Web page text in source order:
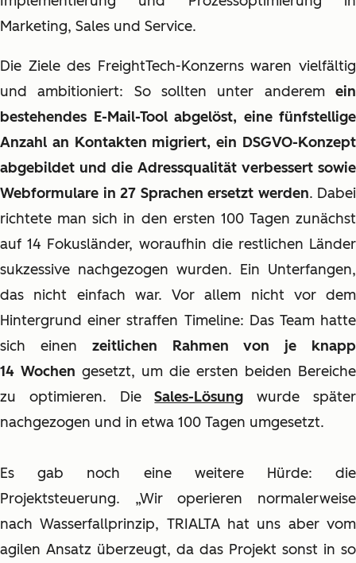
Marketing, Sales und Service.
Die Ziele des FreightTech-Konzerns waren vielfältig
und ambitioniert: So sollten unter anderem ein
bestehendes E-Mail-Tool abgelöst, eine fünfstellige
Anzahl an Kontakten migriert, ein DSGVO-Konzept
abgebildet und die Adressqualität verbessert sowie
Webformulare in 27 Sprachen ersetzt werden. Dabei
richtete man sich in den ersten 100 Tagen zunächst
auf 14 Fokusländer, woraufhin die restlichen Länder
sukzessive nachgezogen wurden. Ein Unterfangen,
das nicht einfach war. Vor allem nicht vor dem
Hintergrund einer straffen Timeline: Das Team hatte
sich einen zeitlichen Rahmen von je knapp
14 Wochen gesetzt, um die ersten beiden Bereiche
zu optimieren. DieSales-Lösung wurde später
nachgezogen und in etwa 100 Tagen umgesetzt.
Es gab noch eine weitere Hürde: die
Projektsteuerung. „Wir operieren normalerweise
nach Wasserfallprinzip, TRIALTA hat uns aber vom
agilen Ansatz überzeugt, da das Projekt sonst in so